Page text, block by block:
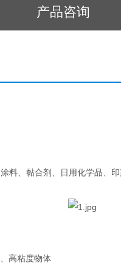
产品咨询
料、黏合剂、日用化学品、印
高粘度物体